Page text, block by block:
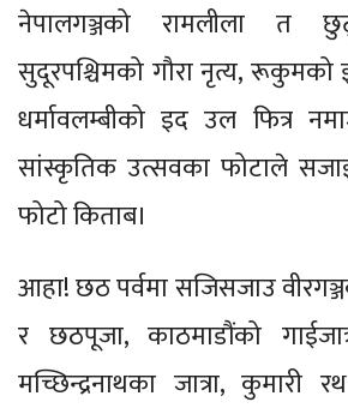
नेपालगञ्जको रामलीला त
सुदूरपश्चिमको गौरा नृत्य, रूकुमको
धर्मावलम्बीको इद उल फित्र
सांस्कृतिक उत्सवका फोटाले
फोटो किताब।
आहा! छठ पर्वमा सजिसजाउ
र छठपूजा, काठमाडौंको
मच्छिन्द्रनाथका जात्रा, कुमारी